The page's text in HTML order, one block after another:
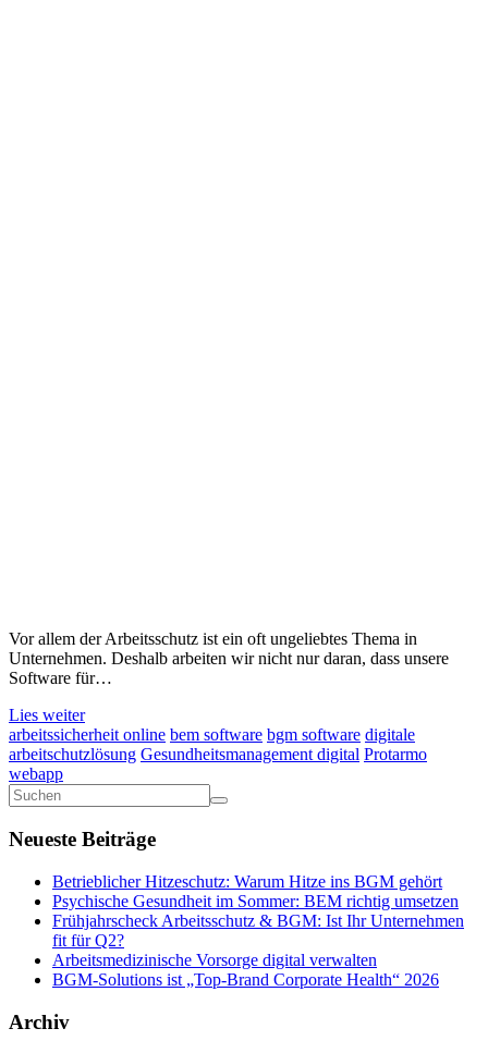
Vor allem der Arbeitsschutz ist ein oft ungeliebtes Thema in
Unternehmen. Deshalb arbeiten wir nicht nur daran, dass unsere
Software für…
Lies weiter
arbeitssicherheit online bem software bgm software digitale
arbeitschutzlösung Gesundheitsmanagement digital Protarmo
webapp
Neueste Beiträge
Betrieblicher Hitzeschutz: Warum Hitze ins BGM gehört​
Psychische Gesundheit im Sommer: BEM richtig umsetzen
Frühjahrscheck Arbeitsschutz & BGM: Ist Ihr Unternehmen
fit für Q2?
Arbeitsmedizinische Vorsorge digital verwalten
BGM-Solutions ist „Top-Brand Corporate Health“ 2026
Archiv